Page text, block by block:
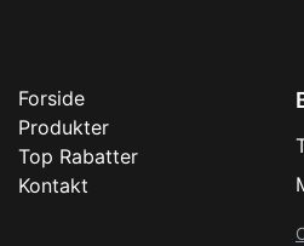
Forside
Produkter
Top Rabatter
Kontakt